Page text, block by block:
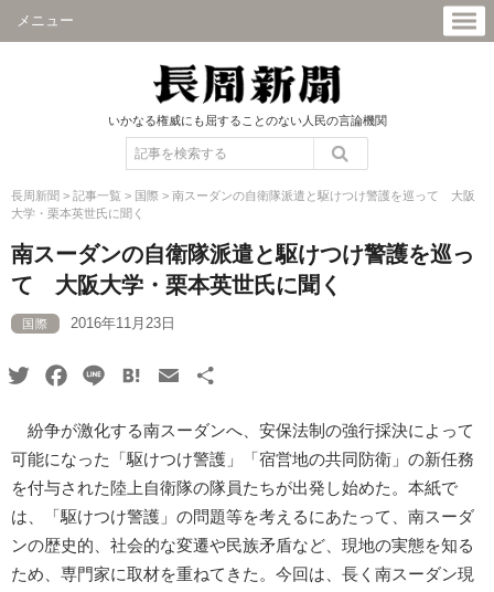
メニュー
いかなる権威にも屈することのない人民の言論機関
長周新聞 > 記事一覧 > 国際 > 南スーダンの自衛隊派遣と駆けつけ警護を巡って 大阪
大学・栗本英世氏に聞く
南スーダンの自衛隊派遣と駆けつけ警護を巡っ
て 大阪大学・栗本英世氏に聞く
国際 2016年11月23日
TwitterFacebook
Line HatenaEmail
紛争が激化する南スーダンへ、安保法制の強行採決によって
可能になった「駆けつけ警護」「宿営地の共同防衛」の新任務
を付与された陸上自衛隊の隊員たちが出発し始めた。本紙で
は、「駆けつけ警護」の問題等を考えるにあたって、南スーダ
ンの歴史的、社会的な変遷や民族矛盾など、現地の実態を知る
ため、専門家に取材を重ねてきた。今回は、長く南スーダン現